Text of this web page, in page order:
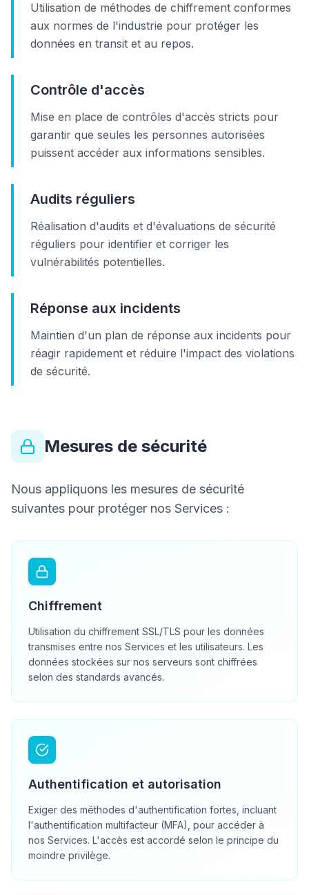
Utilisation de méthodes de chiffrement conformes
aux normes de l'industrie pour protéger les
données en transit et au repos.
Contrôle d'accès
Mise en place de contrôles d'accès stricts pour
garantir que seules les personnes autorisées
puissent accéder aux informations sensibles.
Audits réguliers
Réalisation d'audits et d'évaluations de sécurité
réguliers pour identifier et corriger les
vulnérabilités potentielles.
Réponse aux incidents
Maintien d'un plan de réponse aux incidents pour
réagir rapidement et réduire l'impact des violations
de sécurité.
Mesures de sécurité
Nous appliquons les mesures de sécurité
suivantes pour protéger nos Services :
Chiffrement
Utilisation du chiffrement SSL/TLS pour les données
transmises entre nos Services et les utilisateurs. Les
données stockées sur nos serveurs sont chiffrées
selon des standards avancés.
Authentification et autorisation
Exiger des méthodes d'authentification fortes, incluant
l'authentification multifacteur (MFA), pour accéder à
nos Services. L'accès est accordé selon le principe du
moindre privilège.